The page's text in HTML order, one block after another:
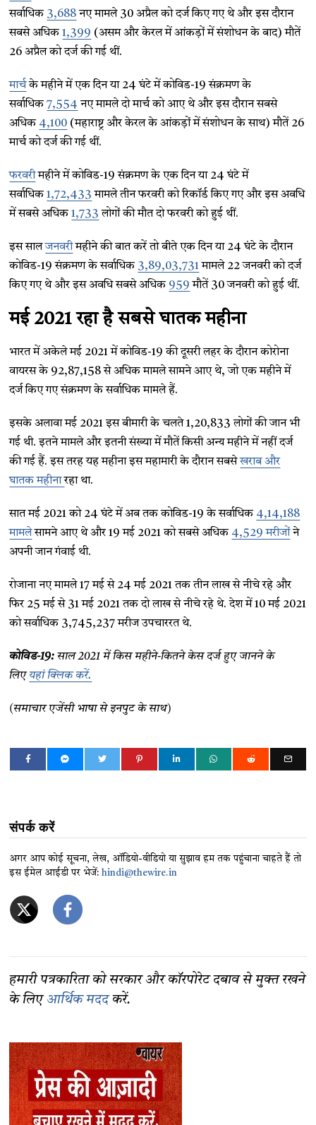
सर्वाधिक 3,688 नए मामले 30 अप्रैल को दर्ज किए गए थे और इस दौरान
सबसे अधिक1,399 (असम और केरल में आंकड़ों में संशोधन के बाद) मौतें
26 अप्रैल को दर्ज की गई थीं.
मार्चके महीने में एक दिन या 24 घंटे में कोविड-19 संक्रमण के
सर्वाधिक7,554 नए मामले दो मार्च को आए थे और इस दौरान सबसे
अधिक 4,100 (महाराष्ट्र और केरल के आंकड़ों में संशोधन के साथ) मौतें 26
मार्च को दर्ज की गई थीं.
फरवरीमहीने में कोविड-19 संक्रमण के एक दिन या 24 घंटे में
सर्वाधिक1,72,433 मामले तीन फरवरी को रिकॉर्ड किए गए और इस अवधि
में सबसे अधिक1,733 लोगों की मौत दो फरवरी को हुई थीं.
इस सालजनवरीमहीने की बात करें तो बीते एक दिन या 24 घंटे के दौरान
कोविड-19 संक्रमण के सर्वाधिक 3,89,03,731मामले 22 जनवरी को दर्ज
किए गए थे और इस अवधि सबसे अधिक 959 मौतें 30 जनवरी को हुई थीं.
मई 2021 रहा है सबसे घातक महीना
भारत में अकेले मई 2021 में कोविड-19 की दूसरी लहर के दौरान कोरोना
वायरस के 92,87,158 से अधिक मामले सामने आए थे, जो एक महीने में
दर्ज किए गए संक्रमण के सर्वाधिक मामले हैं.
इसके अलावा मई 2021 इस बीमारी के चलते 1,20,833 लोगों की जान भी
गई थी. इतने मामले और इतनी संख्या में मौतें किसी अन्य महीने में नहीं दर्ज
की गई हैं. इस तरह यह महीना इस महामारी के दौरान सबसेखराब और
घातक महीनारहा था.
सात मई 2021 को 24 घंटे में अब तक कोविड-19 के सर्वाधिक 4,14,188
मामलेसामने आए थे और 19 मई 2021 को सबसे अधिक 4,529 मरीजोंने
अपनी जान गंवाई थी.
रोजाना नए मामले 17 मई से 24 मई 2021 तक तीन लाख से नीचे रहे और
फिर 25 मई से 31 मई 2021 तक दो लाख से नीचे रहे थे. देश में 10 मई 2021
को सर्वाधिक 3,745,237 मरीज उपचाररत थे.
कोविड-19: साल 2021 में किस महीने-कितने केस दर्ज हुए जानने के
लिएयहां क्लिक करें.
(समाचार एजेंसी भाषा से इनपुट के साथ)
संपर्क करें
अगर आप कोई सूचना, लेख, ऑडियो-वीडियो या सुझाव हम तक पहुंचाना चाहते हैं तो
इस ईमेल आईडी पर भेजें:hindi@thewire.in
हमारी पत्रकारिता को सरकार और कॉरपोरेट दबाव से मुक्त रखने
के लिए आर्थिक मददकरें.